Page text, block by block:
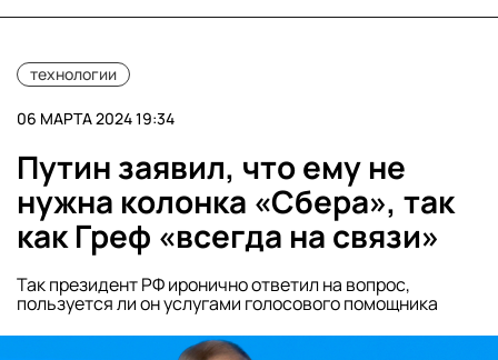
технологии
06 МАРТА 2024 19:34
Путин заявил, что ему не
нужна колонка «Сбера», так
как Греф «всегда на связи»
Так президент РФ иронично ответил на вопрос,
пользуется ли он услугами голосового помощника